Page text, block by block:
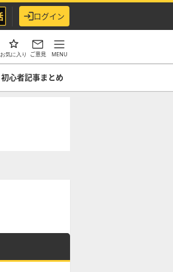
ログイン
お気に入り ご意見 MENU
初心者記事まとめ